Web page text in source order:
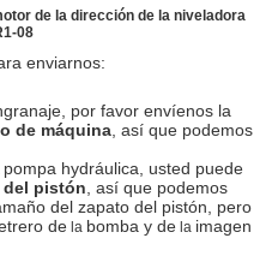
de la dirección de la niveladora
08
enviarnos:
por favor envíenos la
de máquina , así que podemos
pompa hydráulica, usted puede
del pistón , así que podemos
del zapato del pistón, pero
de la bomba y de la imagen